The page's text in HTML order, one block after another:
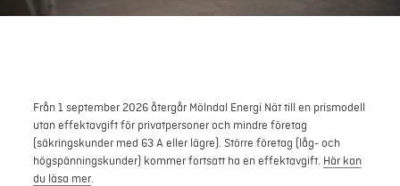
Logga in
Mina sidor
Från 1 september 2026 återgår Mölndal Energi Nät till en prismodell
utan effektavgift för privatpersoner och mindre företag
(säkringskunder med 63 A eller lägre). Större företag (låg- och
högspänningskunder) kommer fortsatt ha en effektavgift. Här kan
du läsa mer.